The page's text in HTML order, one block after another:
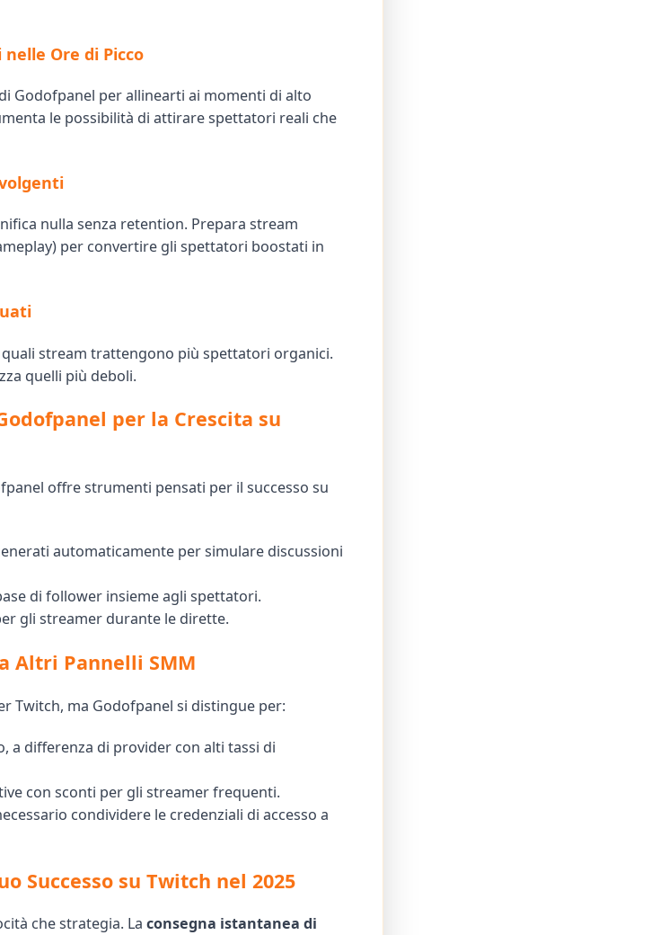
Ore di Picco
di Godofpanel per allinearti ai momenti di alto
le possibilità di attirare spettatori reali che
nulla senza retention. Prepara stream
per convertire gli spettatori boostati in
stream trattengono più spettatori organici.
quelli più deboli.
per la Crescita su
offre strumenti pensati per il successo su
automaticamente per simulare discussioni
di follower insieme agli spettatori.
gli streamer durante le dirette.
Altri Pannelli SMM
Twitch, ma Godofpanel si distingue per:
a differenza di provider con alti tassi di
con sconti per gli streamer frequenti.
condividere le credenziali di accesso a
Successo su Twitch nel 2025
che strategia. La consegna istantanea di